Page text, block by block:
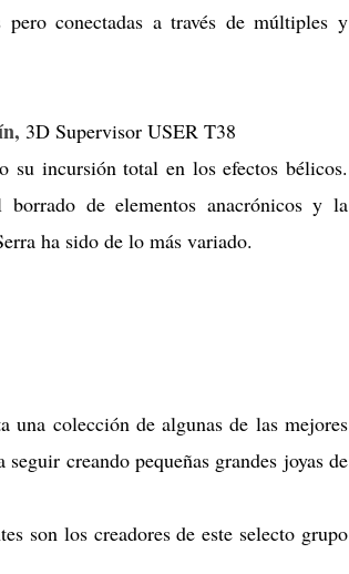
conectadas a través de múltiples y
3D Supervisor USER T38
incursión total en los efectos bélicos.
de elementos anacrónicos y la
ha sido de lo más variado.
colección de algunas de las mejores
creando pequeñas grandes joyas de
son los creadores de este selecto grupo